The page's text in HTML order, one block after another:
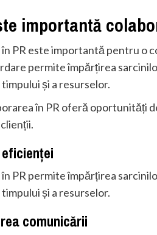
importantă
în PR este importantă pentru o
permite împărțirea
și a resurselor.
în PR oferă oportunități
PR permite împărțirea
și a resurselor.
comunicării